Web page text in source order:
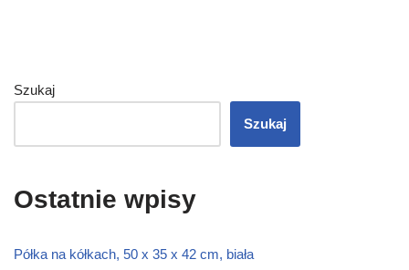
Szukaj
Szukaj
Ostatnie wpisy
Półka na kółkach, 50 x 35 x 42 cm, biała